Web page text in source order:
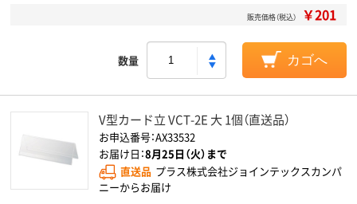
販売価格（税込） ￥201
数量 カゴへ
V型カード立 VCT-2E 大 1個（直送品）
お申込番号：AX33532
お届け日：8月25日（火）まで
直送品 プラス株式会社ジョインテックスカンパ
ニーからお届け